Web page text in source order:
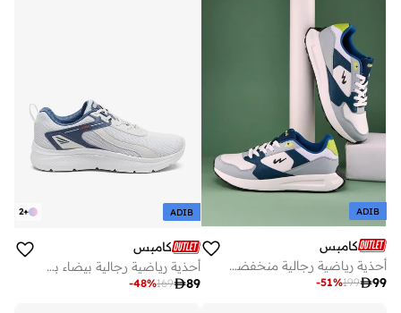
ADIB
كامبس
أحذية رياضية رجالية منخفضة بتصميم كتل ألوان بتصميم حضري أنيق مع إسفنج ميموري لراحة طوال اليوم
99
199
-51%
+
2 ADIB
كامبس
أحذية رياضية رجالية بيضاء برباط – مظهر عصري بلونين وراحة خفيفة
89
169
-48%